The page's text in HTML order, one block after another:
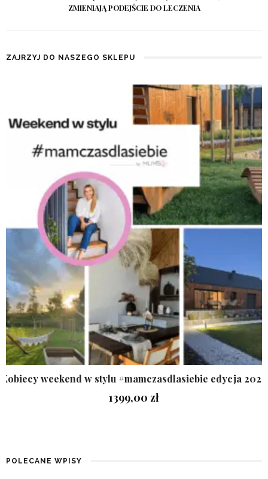
ZMIENIAJĄ PODEJŚCIE DO LECZENIA
ZAJRZYJ DO NASZEGO SKLEPU
Kobiecy weekend w stylu #mamczasdlasiebie edycja 2026
1399,00 zł
POLECANE WPISY